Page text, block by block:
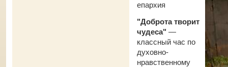
епархия
"Доброта творит
чудеса" —
классный час по
духовно-
нравственному